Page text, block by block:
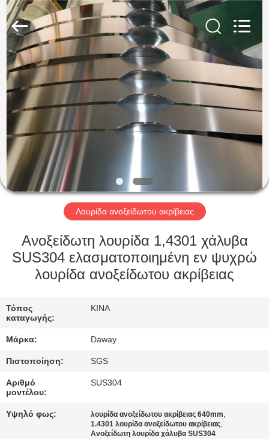
ΣΠΊΤΙ
ΠΡΟΪΌΝΤΑ
ΒΊΝΤΕΟ
ΠΕΡΊΠΟΥ
ΕΜΕΊΣ
ΓΎΡΟΣ
ΕΡΓΟΣΤΑΣΊΩΝ
ΈΛΕΓΧΟΣ
ΜΑΣ
ΕΛΆΤΕ
ΣΕ
ΕΠΑΦΉ
Special
Steel
Co.,
Ltd.
Rights
Reserved.
Λουρίδα ανοξείδωτου ακρίβειας
Ανοξείδωτη λουρίδα 1,4301 χάλυβα
SUS304 ελασματοποιημένη εν ψυχρώ
λουρίδα ανοξείδωτου ακρίβειας
Τόπος
καταγωγής:
ΚΙΝΑ
Μάρκα: Daway
Πιστοποίηση: SGS
Αριθμό
μοντέλου:
SUS304
Υψηλό φως: λουρίδα ανοξείδωτου ακρίβειας 640mm,
1.4301 λουρίδα ανοξείδωτου ακρίβειας,
Ανοξείδωτη λουρίδα χάλυβα SUS304